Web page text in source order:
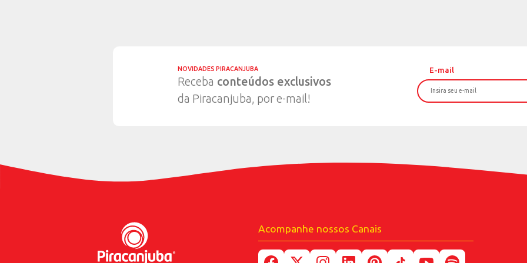
bem o que te faz bem são características que
Acompanhe nossos Canais